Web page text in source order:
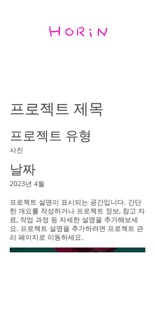
프로젝트 제목
프로젝트 유형
사진
날짜
2023년 4월
프로젝트 설명이 표시되는 공간입니다. 간단
한 개요를 작성하거나 프로젝트 정보, 참고 자
료, 작업 과정 등 자세한 설명을 추가해보세
요. 프로젝트 설명을 추가하려면 프로젝트 관
리 페이지로 이동하세요.